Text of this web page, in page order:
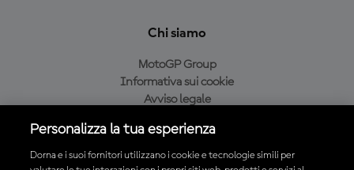
Chi siamo
MotoGP Group
Informativa sui cookie
Avviso legale
Condizioni di acquisto
Personalizza la tua esperienza
Dorna e i suoi fornitori utilizzano i cookie e tecnologie simili per